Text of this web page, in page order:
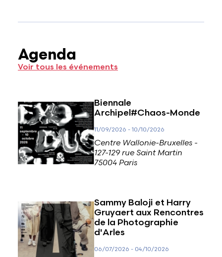
Agenda
Voir tous les événements
Biennale
Archipel#Chaos-Monde
11/09/2026 -10/10/2026
Centre Wallonie-Bruxelles -
127-129 rue Saint Martin
75004 Paris
Sammy Baloji et Harry
Gruyaert aux Rencontres
de la Photographie
d'Arles
06/07/2026 - 04/10/2026